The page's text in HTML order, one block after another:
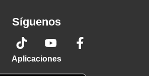
Síguenos
Aplicaciones